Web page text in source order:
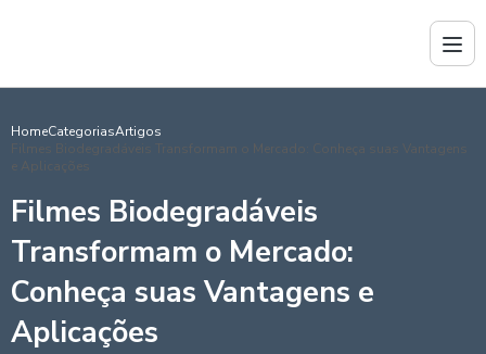
HomeCategoriasArtigos
Filmes Biodegradáveis Transformam o Mercado: Conheça suas Vantagens
e Aplicações
Filmes Biodegradáveis
Transformam o Mercado:
Conheça suas Vantagens e
Aplicações